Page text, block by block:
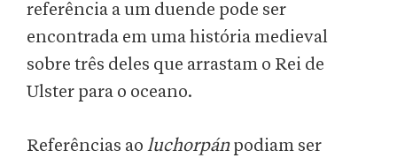
referência a um duende pode ser
encontrada em uma história medieval
sobre três deles que arrastam o Rei de
Ulster para o oceano.
Referências ao luchorpánpodiam ser